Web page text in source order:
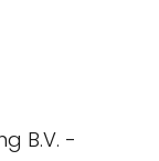
B.V. -